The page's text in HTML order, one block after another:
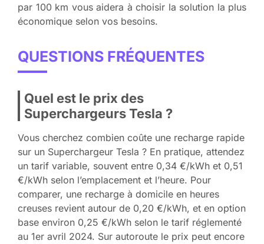
par 100 km vous aidera à choisir la solution la plus
économique selon vos besoins.
QUESTIONS FRÉQUENTES
Quel est le prix des
Superchargeurs Tesla ?
Vous cherchez combien coûte une recharge rapide
sur un Superchargeur Tesla ? En pratique, attendez
un tarif variable, souvent entre 0,34 €/kWh et 0,51
€/kWh selon l’emplacement et l’heure. Pour
comparer, une recharge à domicile en heures
creuses revient autour de 0,20 €/kWh, et en option
base environ 0,25 €/kWh selon le tarif réglementé
au 1er avril 2024. Sur autoroute le prix peut encore